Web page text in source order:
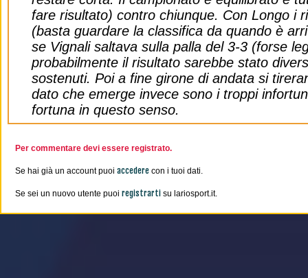
fare risultato) contro chiunque. Con Longo i
(basta guardare la classifica da quando è
se Vignali saltava sulla palla del 3-3 (forse
probabilmente il risultato sarebbe stato
sostenuti. Poi a fine girone di andata si
dato che emerge invece sono i troppi
fortuna in questo senso.
Per commentare devi essere registrato.
Se hai già un account puoi accedere con i tuoi dati.
Se sei un nuovo utente puoi registrarti su lariosport.it.